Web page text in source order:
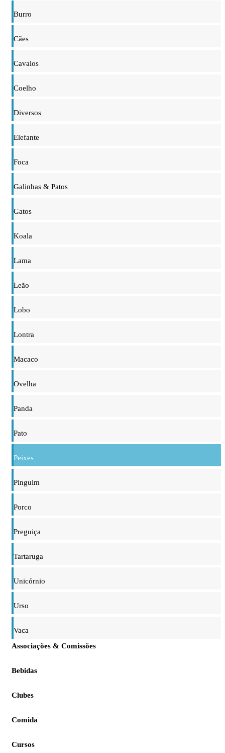
Burro
Cães
Cavalos
Coelho
Diversos
Elefante
Foca
Galinhas & Patos
Gatos
Koala
Lama
Leão
Lobo
Lontra
Macaco
Ovelha
Panda
Pato
Peixes
Pinguim
Porco
Preguiça
Tartaruga
Unicórnio
Urso
Vaca
Associações & Comissões
Bebidas
Clubes
Comida
Cursos